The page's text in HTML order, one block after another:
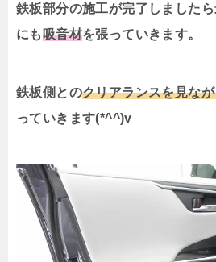
鉄板部分の施工が完了しました
にも吸音材を張っていきます。
鉄板側とのクリアランスを見な
っていきます(*^^)v